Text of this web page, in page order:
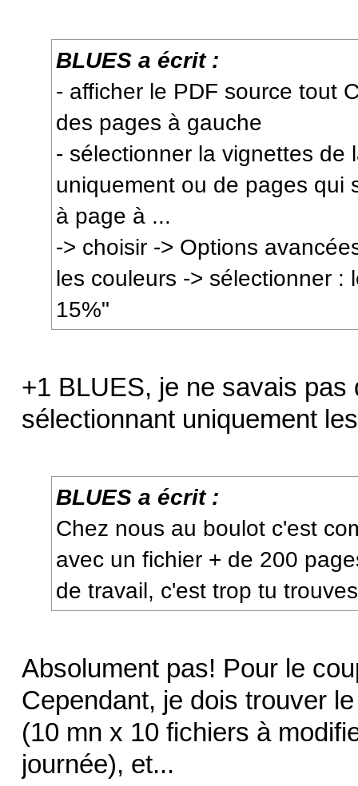
BLUES a écrit :
- afficher le PDF source tout
des pages à gauche
- sélectionner la vignettes de
uniquement ou de pages qui
à page à ...
-> choisir -> Options
les couleurs -> sélectionner :
15%"
+1 BLUES, je ne savais pas
sélectionnant uniquement
BLUES a écrit :
Chez nous au boulot c'est
avec un fichier + de 200
de travail, c'est trop tu
Absolument pas! Pour le
Cependant, je dois trouver
(10 mn x 10 fichiers à
journée), et...